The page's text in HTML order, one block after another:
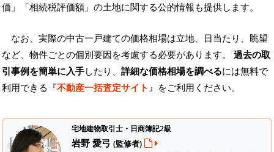
価」「相続税評価額」の土地に関する公的情報も提供します。
なお、実際の中古一戸建ての価格相場は立地、日当たり、眺望
など、物件ごとの個別要因を考慮する必要があります。 過去の取
引事例を簡単に入手したり、 詳細な価格相場を調べるには無料で
利用できる『不動産一括査定サイト 』をご利用ください。
宅地建物取引士・日商簿記2級
岩野 愛弓 (監修者)